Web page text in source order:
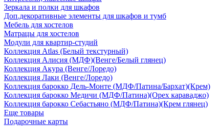
Зеркала и полки для шкафов
Доп.декоративные элементы для шкафов и тумб
Мебель для хостелов
Матрацы для хостелов
Модули для квартир-студий
Коллекция Atlas (Белый текстурный)
Коллекция Алисия (МДФ)(Венге/Белый глянец)
Коллекция Акура (Венге/Лоредо)
Коллекция Лаки (Венге/Лоредо)
Коллекция барокко Дель-Монте (МДФ/Патина/Бархат)(Крем)
Коллекция барокко Медичи (МДФ/Патина)(Орех караваджо)
Коллекция барокко Себастьяно (МДФ/Патина)(Крем глянец)
Еще товары
Подарочные карты